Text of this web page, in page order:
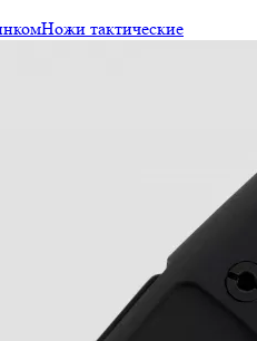
Ножи тактические